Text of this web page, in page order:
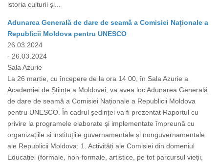
istoria culturii și...
Adunarea Generală de dare de seamă a Comisiei Naționale a
Republicii Moldova pentru UNESCO
26.03.2024
- 26.03.2024
Sala Azurie
La 26 martie, cu începere de la ora 14 00, în Sala Azurie a
Academiei de Științe a Moldovei, va avea loc Adunarea Generală
de dare de seamă a Comisiei Naționale a Republicii Moldova
pentru UNESCO. În cadrul ședinței va fi prezentat Raportul cu
privire la programele elaborate și implementate împreună cu
organizațiile și instituțiile guvernamentale și nonguvernamentale
ale Republicii Moldova: 1. Activități ale Comisiei din domeniul
Educației (formale, non-formale, artistice, pe tot parcursul vieții,